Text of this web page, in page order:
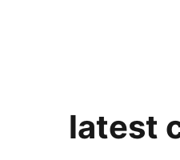
latest